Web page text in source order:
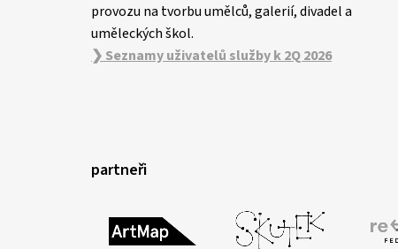
provozu na tvorbu umělců, galerií, divadel a
uměleckých škol.
❯ Seznamy uživatelů služby k 2Q 2026
partneři